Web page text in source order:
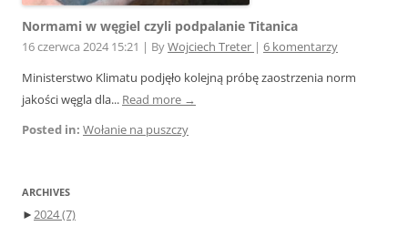
Normami w węgiel czyli podpalanie Titanica
16 czerwca 2024 15:21 | ByWojciech Treter | 6 komentarzy
Ministerstwo Klimatu podjęło kolejną próbę zaostrzenia norm
jakości węgla dla... Read more →
Posted in: Wołanie na puszczy
ARCHIVES
► 2024(7)